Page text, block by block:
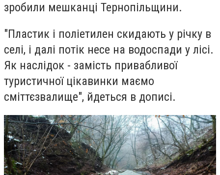
зробили мешканці Тернопільщини.
"Пластик і поліетилен скидають у річку в
селі, і далі потік несе на водоспади у лісі.
Як наслідок - замість привабливої
туристичної цікавинки маємо
сміттєзвалище", йдеться в дописі.